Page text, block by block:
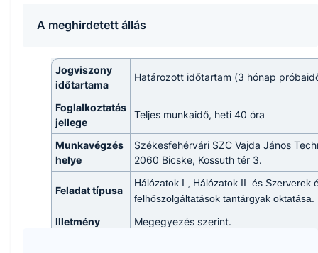
A meghirdetett állás
Jogviszony
időtartama
Határozott időtartam (3 hónap
Foglalkoztatás
jellege
Teljes munkaidő, heti 40 óra
Munkavégzés
helye
Székesfehérvári SZC Vajda János
2060 Bicske, Kossuth tér 3.
Feladat típusa
Hálózatok I., Hálózatok II. és Szerverek
felhőszolgáltatások tantárgyak oktatása.
Illetmény
Megegyezés szerint.